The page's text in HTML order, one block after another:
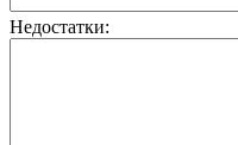
Недостатки: